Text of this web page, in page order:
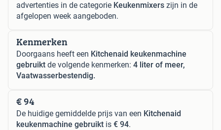
advertenties in de categorie Keukenmixers zijn in de
afgelopen week aangeboden.
Kenmerken
Doorgaans heeft een Kitchenaid keukenmachine
gebruikt de volgende kenmerken: 4 liter of meer,
Vaatwasserbestendig.
€ 94
De huidige gemiddelde prijs van een Kitchenaid
keukenmachine gebruikt is € 94.